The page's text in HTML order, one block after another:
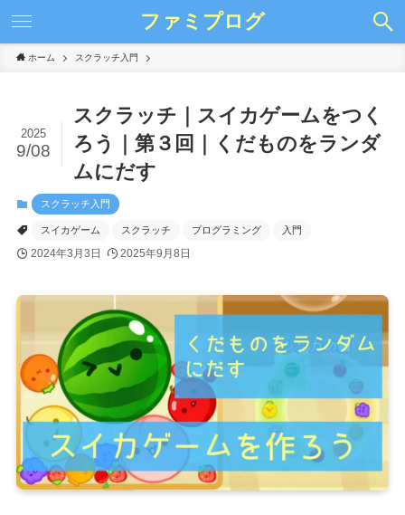
ファミプログ
ホーム スクラッチ入門
スクラッチ｜スイカゲームをつく
ろう｜第３回｜くだものをランダ
ムにだす
2025
9/08
スクラッチ入門
スイカゲーム スクラッチ プログラミング 入門
2024年3月3日 2025年9月8日